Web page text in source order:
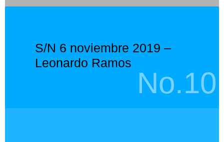
S/N 6 noviembre 2019 –
Leonardo Ramos
No.10